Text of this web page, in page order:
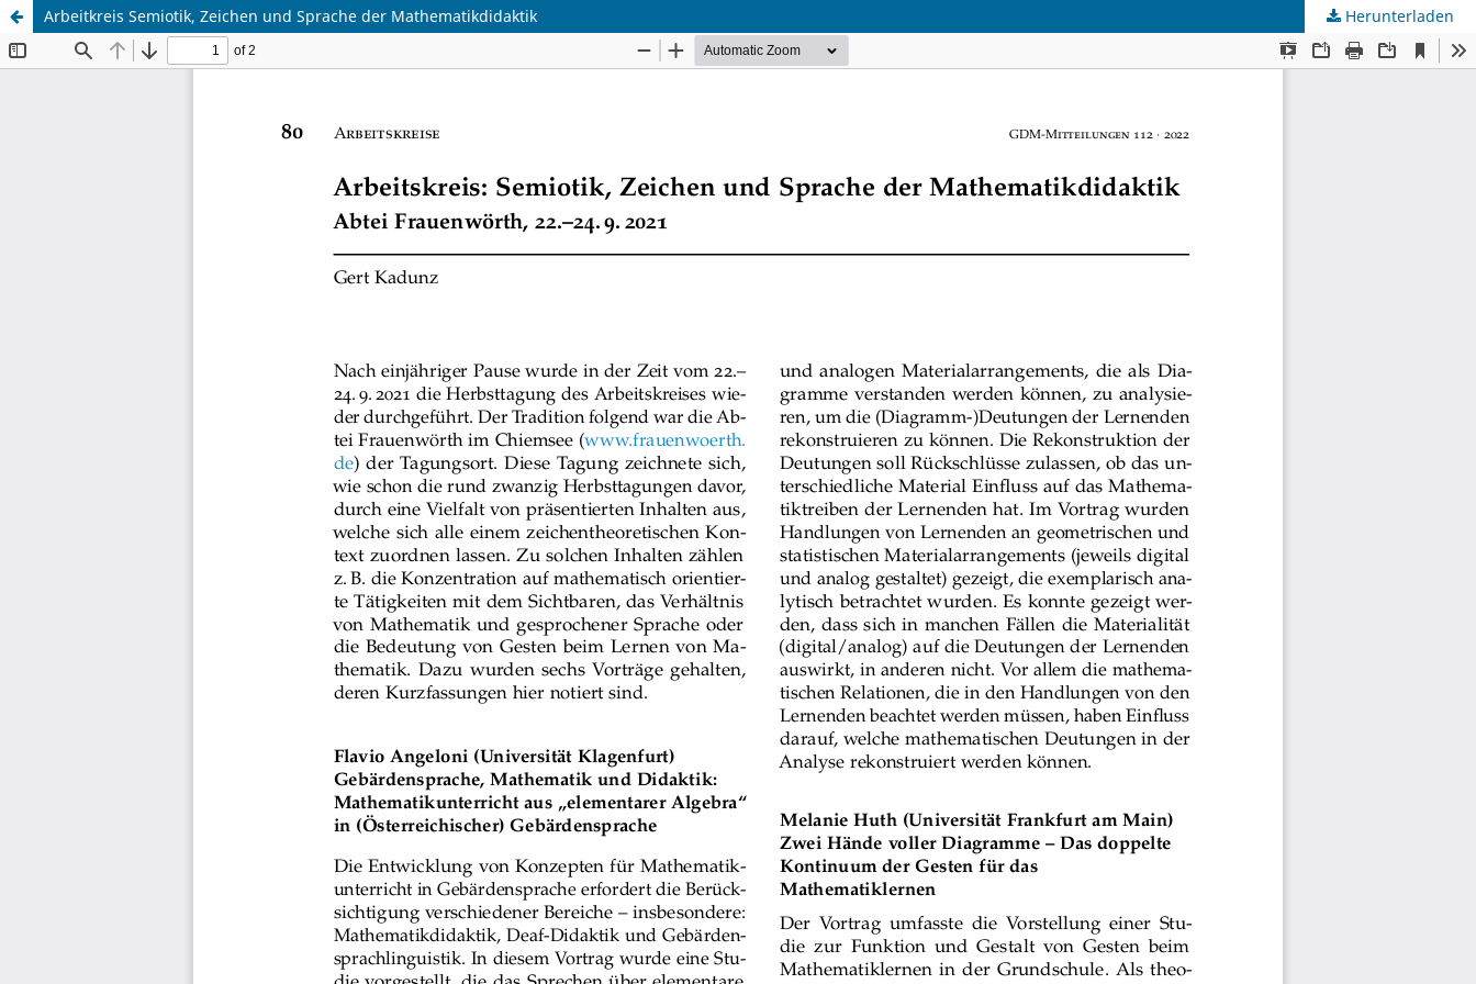
Arbeitkreis Semiotik, Zeichen und Sprache der Mathematikdidaktik Herunterladen